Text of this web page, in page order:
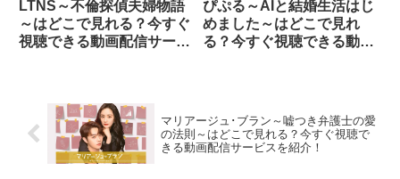
LTNS～不倫探偵夫婦物語
～はどこで見れる？今すぐ
視聴できる動画配信サービ
ぴぷる～AIと結婚生活はじ
めました～はどこで見れ
る？今すぐ視聴できる動画
マリアージュ･ブラン～嘘つき弁護士の愛
の法則～はどこで見れる？今すぐ視聴で
きる動画配信サービスを紹介！